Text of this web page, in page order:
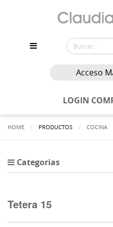
Acceso
LOGIN
HOME PRODUCTOS COCINA
Categorias
Tetera 15